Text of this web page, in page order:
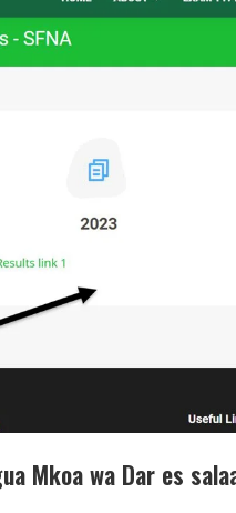
Mkoa wa Dar es